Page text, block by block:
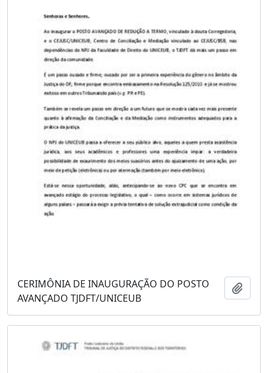
CERIMÔNIA DE INAUGURAÇÃO DO POSTO
AVANÇADO TJDFT/UNICEUB